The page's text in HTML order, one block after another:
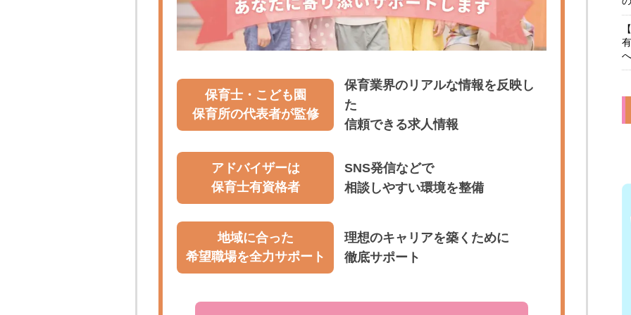
保育士・こども園
保育所の代表者が監修
保育業界のリアルな情報を反映し
た
信頼できる求人情報
アドバイザーは
保育士有資格者
SNS発信などで
相談しやすい環境を整備
地域に合った
希望職場を全力サポート
理想のキャリアを築くために
徹底サポート